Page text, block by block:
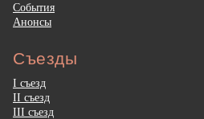
События
Анонсы
Съезды
I съезд
II съезд
III съезд